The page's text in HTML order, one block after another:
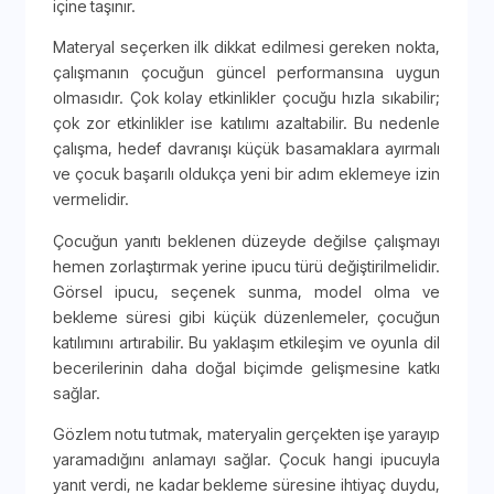
içine taşınır.
Materyal seçerken ilk dikkat edilmesi gereken nokta,
çalışmanın çocuğun güncel performansına uygun
olmasıdır. Çok kolay etkinlikler çocuğu hızla sıkabilir;
çok zor etkinlikler ise katılımı azaltabilir. Bu nedenle
çalışma, hedef davranışı küçük basamaklara ayırmalı
ve çocuk başarılı oldukça yeni bir adım eklemeye izin
vermelidir.
Çocuğun yanıtı beklenen düzeyde değilse çalışmayı
hemen zorlaştırmak yerine ipucu türü değiştirilmelidir.
Görsel ipucu, seçenek sunma, model olma ve
bekleme süresi gibi küçük düzenlemeler, çocuğun
katılımını artırabilir. Bu yaklaşım etkileşim ve oyunla dil
becerilerinin daha doğal biçimde gelişmesine katkı
sağlar.
Gözlem notu tutmak, materyalin gerçekten işe yarayıp
yaramadığını anlamayı sağlar. Çocuk hangi ipucuyla
yanıt verdi, ne kadar bekleme süresine ihtiyaç duydu,